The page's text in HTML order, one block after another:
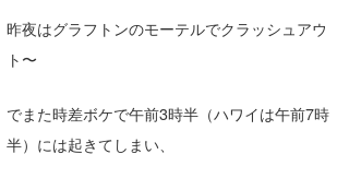
昨夜はグラフトンのモーテルでクラッシュアウ
ト〜
でまた時差ボケで午前3時半（ハワイは午前7時
半）には起きてしまい、
ライター/寄稿メディア